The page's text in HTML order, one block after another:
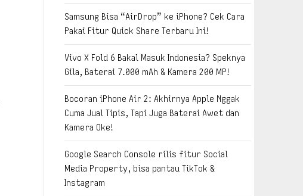
Samsung Bisa “AirDrop” ke iPhone? Cek Cara
Pakai Fitur Quick Share Terbaru Ini!
Vivo X Fold 6 Bakal Masuk Indonesia? Speknya
Gila, Baterai 7.000 mAh & Kamera 200 MP!
Bocoran iPhone Air 2: Akhirnya Apple Nggak
Cuma Jual Tipis, Tapi Juga Baterai Awet dan
Kamera Oke!
Google Search Console rilis fitur Social
Media Property, bisa pantau TikTok &
Instagram